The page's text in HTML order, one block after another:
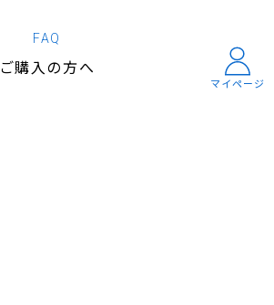
FAQ
ご購入の方へ
マイページ